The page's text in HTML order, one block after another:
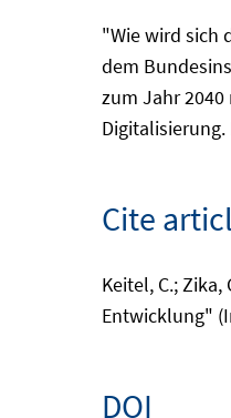
"Wie wird sich
dem
zum Jahr
Cite
Keitel, C.;
Entwicklung"
DOI